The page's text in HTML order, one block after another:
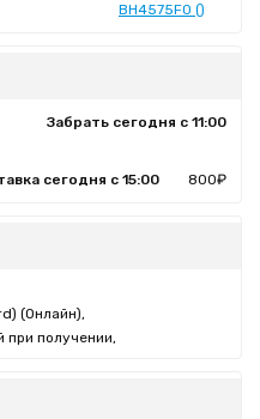
BH4575F0 ()
Забрать сегодня с 11:00
сегодня с 15:00 800₽
(Онлайн),
при получении,